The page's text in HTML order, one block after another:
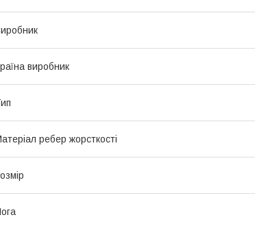
виробник
ребер жорсткості